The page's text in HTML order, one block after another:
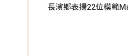
長濱鄉表揚22位模範